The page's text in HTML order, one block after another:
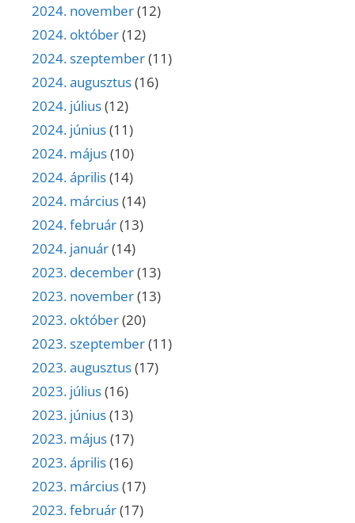
2024. november(12)
2024. október(12)
2024. szeptember(11)
2024. augusztus(16)
2024. július(12)
2024. június(11)
2024. május(10)
2024. április(14)
2024. március(14)
2024. február(13)
2024. január(14)
2023. december(13)
2023. november(13)
2023. október(20)
2023. szeptember(11)
2023. augusztus(17)
2023. július(16)
2023. június(13)
2023. május(17)
2023. április(16)
2023. március(17)
2023. február(17)